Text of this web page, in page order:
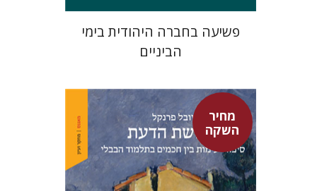
פשיעה בחברה היהודית בימי
הביניים
מחיר
השקהיובל פרנקל